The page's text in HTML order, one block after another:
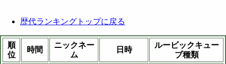
歴代ランキングトップに戻る
順
位
時間
ニックネー
ム
日時
ルービックキュー
ブ種類